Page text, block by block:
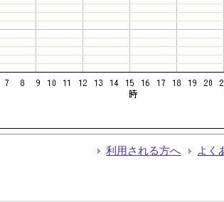
利用される方へ よく